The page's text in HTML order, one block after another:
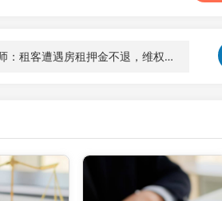
深圳房产律师：租客遭遇房租押金不退，维权攻略全解析